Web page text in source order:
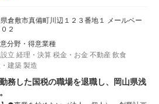
倉敷市真備町川辺１２３番地１ メールベー
２
分野・得意業種
立 経理・決算 税金・お金 不動産 飲食
建築 製造
務した国税の職場を退職し、岡山県浅